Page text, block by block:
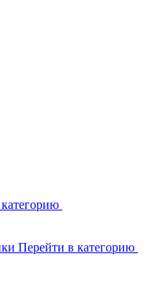
Перейти в категорию